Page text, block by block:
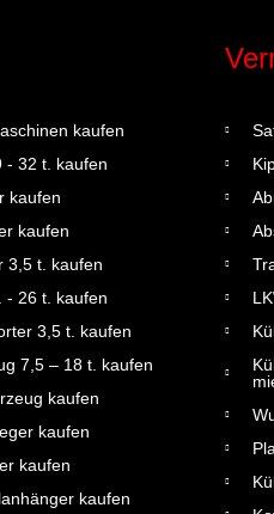
kaufen
- 32 t. kaufen
kaufen
kaufen
3,5 t. kaufen
- 26 t. kaufen
3,5 t. kaufen
7,5 – 18 t. kaufen
kaufen
kaufen
kaufen
kaufen